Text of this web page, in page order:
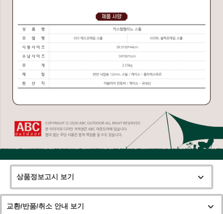
상품정보고시 보기
교환/반품/취소 안내 보기